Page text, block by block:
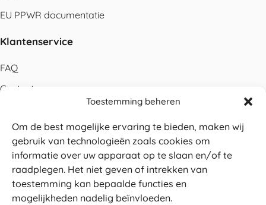
Toestemming beheren
Om de best mogelijke ervaring te bieden, maken wij
gebruik van technologieën zoals cookies om
informatie over uw apparaat op te slaan en/of te
raadplegen. Het niet geven of intrekken van
toestemming kan bepaalde functies en
mogelijkheden nadelig beïnvloeden.
EU PPWR documentatie
Klantenservice
FAQ
Contact
Betalen
Levering
Retouren
Service en garantie